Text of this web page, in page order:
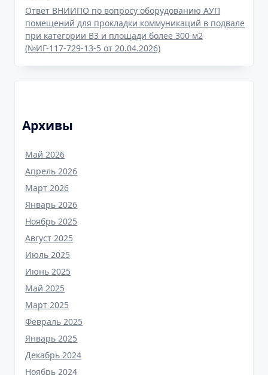
Ответ ВНИИПО по вопросу оборудованию АУП
помещений для прокладки коммуникаций в подвале
при категории В3 и площади более 300 м2
(№ИГ-117-729-13-5 от 20.04.2026)
Архивы
Май 2026
Апрель 2026
Март 2026
Январь 2026
Ноябрь 2025
Август 2025
Июль 2025
Июнь 2025
Май 2025
Март 2025
Февраль 2025
Январь 2025
Декабрь 2024
Ноябрь 2024